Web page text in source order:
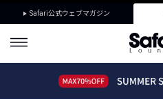
Safari公式ウェブマガジン